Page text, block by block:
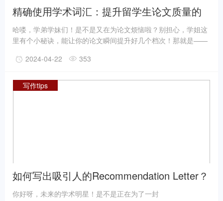
精确使用学术词汇：提升留学生论文质量的
关键技巧
哈喽，学弟学妹们！是不是又在为论文烦恼啦？别担心，学姐这
里有个小秘诀，能让你的论文瞬间提升好几个档次！那就是——
来，就跟着学姐一起探索这个神奇的技巧吧！
2024-04-22 353
写作tips
如何写出吸引人的Recommendation Letter？
写作解析与技巧！
你好呀，未来的学术明星！是不是正在为了一封